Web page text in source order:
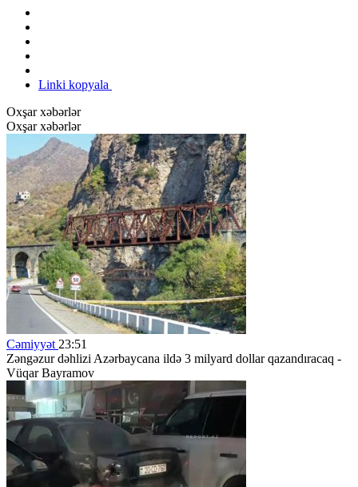
Linki kopyala
Oxşar xəbərlər
Oxşar xəbərlər
Cəmiyyət 23:51
Zəngəzur dəhlizi Azərbaycana ildə 3 milyard dollar qazandıracaq -
Vüqar Bayramov